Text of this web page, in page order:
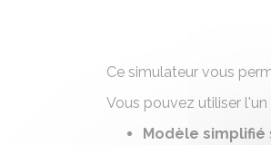
Ce simulateur vous
Vous pouvez utiliser
Modèle simplifié